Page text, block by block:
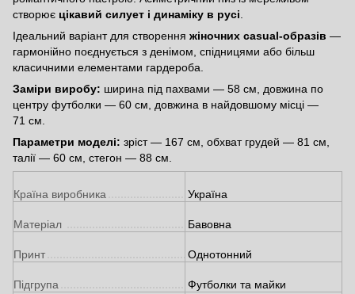
створює цікавий силует і динаміку в русі
Ідеальний варіант для створення жіночних casual-образів —
гармонійно поєднується з денімом, спідницями або більш
класичними елементами гардероба.
Заміри виробу: ширина під пахвами — 58 см, довжина по
центру футболки — 60 см, довжина в найдовшому місці —
71 см.
Параметри моделі: зріст — 167 см, обхват грудей — 81 см,
талії — 60 см, стегон — 88 см.
Країна виробника Україна
Матеріал Бавовна
Принт Однотонний
Підгрупа Футболки та майки